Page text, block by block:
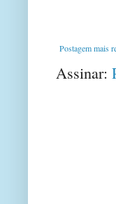
Postagem mais
Assinar: